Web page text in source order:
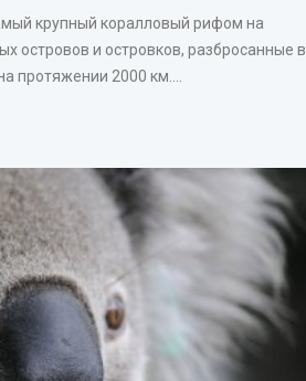
крупный коралловый рифом на
островов и островков, разбросанные в
протяжении 2000 км....